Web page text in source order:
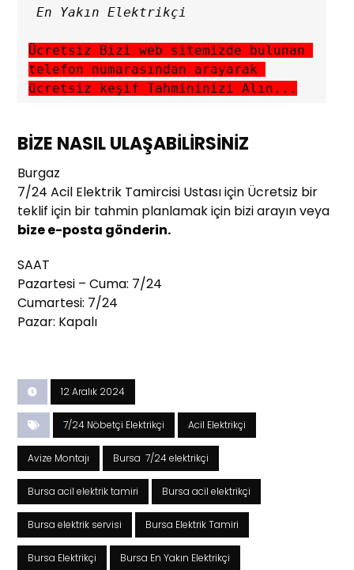
Ücretsiz Bizi web sitemizde bulunan
telefon numarasından arayarak
ücretsiz keşif Tahmininizi Alın...
BİZE NASIL ULAŞABİLİRSİNİZ
Burgaz
7/24 Acil Elektrik Tamircisi Ustası için Ücretsiz bir
teklif için bir tahmin planlamak için bizi arayın veya
bize e-posta gönderin.
SAAT
Pazartesi – Cuma: 7/24
Cumartesi: 7/24
Pazar: Kapalı
12 Aralık 2024
7/24 Nöbetçi Elektrikçi Acil Elektrikçi
Avize Montajı Bursa 7/24 elektrikçi
Bursa acil elektrik tamiri Bursa acil elektrikçi
Bursa elektrik servisi Bursa Elektrik Tamiri
Bursa Elektrikçi Bursa En Yakın Elektrikçi